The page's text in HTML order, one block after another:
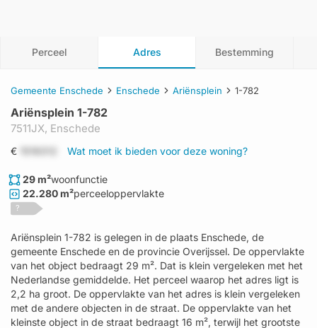
Perceel Adres Bestemming
Gemeente Enschede Enschede Ariënsplein 1-782
Ariënsplein 1-782
7511JX, Enschede
€ Wat moet ik bieden voor deze woning?
29 m²woonfunctie
22.280 m²perceeloppervlakte
?
Ariënsplein 1-782 is gelegen in de plaats Enschede, de
gemeente Enschede en de provincie Overijssel. De oppervlakte
van het object bedraagt 29 m². Dat is klein vergeleken met het
Nederlandse gemiddelde. Het perceel waarop het adres ligt is
2,2 ha groot. De oppervlakte van het adres is klein vergeleken
met de andere objecten in de straat. De oppervlakte van het
kleinste object in de straat bedraagt 16 m², terwijl het grootste